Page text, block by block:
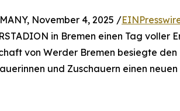
November 4, 2025 /
in Bremen einen Tag voller
von Werder Bremen besiegte
und Zuschauern einen